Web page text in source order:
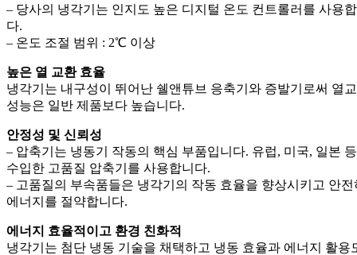
– 당사의 냉각기는 인지도 높은 디지털 온도 컨트롤러를 사용
다.
– 온도 조절 범위 : 2℃ 이상
높은 열 교환 효율
냉각기는 내구성이 뛰어난 쉘앤튜브 응축기와 증발기로써 열
성능은 일반 제품보다 높습니다.
안정성 및 신뢰성
– 압축기는 냉동기 작동의 핵심 부품입니다. 유럽, 미국, 일본
수입한 고품질 압축기를 사용합니다.
– 고품질의 부속품들은 냉각기의 작동 효율을 향상시키고 안전
에너지를 절약합니다.
에너지 효율적이고 환경 친화적
냉각기는 첨단 냉동 기술을 채택하고 냉동 효율과 에너지 활용